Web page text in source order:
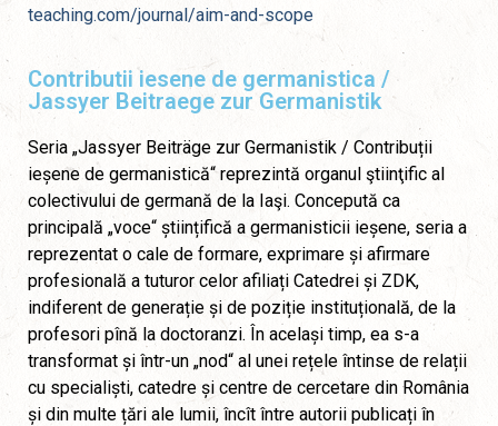
teaching.com/journal/aim-and-scope
Contributii iesene de germanistica /
Jassyer Beitraege zur Germanistik
Seria „Jassyer Beiträge zur Germanistik / Contribuții
ieșene de germanistică“ reprezintă organul ştiinţific al
colectivului de germană de la Iaşi. Concepută ca
principală „voce“ științifică a germanisticii ieșene, seria a
reprezentat o cale de formare, exprimare și afirmare
profesională a tuturor celor afiliați Catedrei și ZDK,
indiferent de generație și de poziție instituțională, de la
profesori pînă la doctoranzi. În același timp, ea s-a
transformat și într-un „nod“ al unei rețele întinse de relații
cu specialiști, catedre și centre de cercetare din România
și din multe țări ale lumii, încît între autorii publicați în